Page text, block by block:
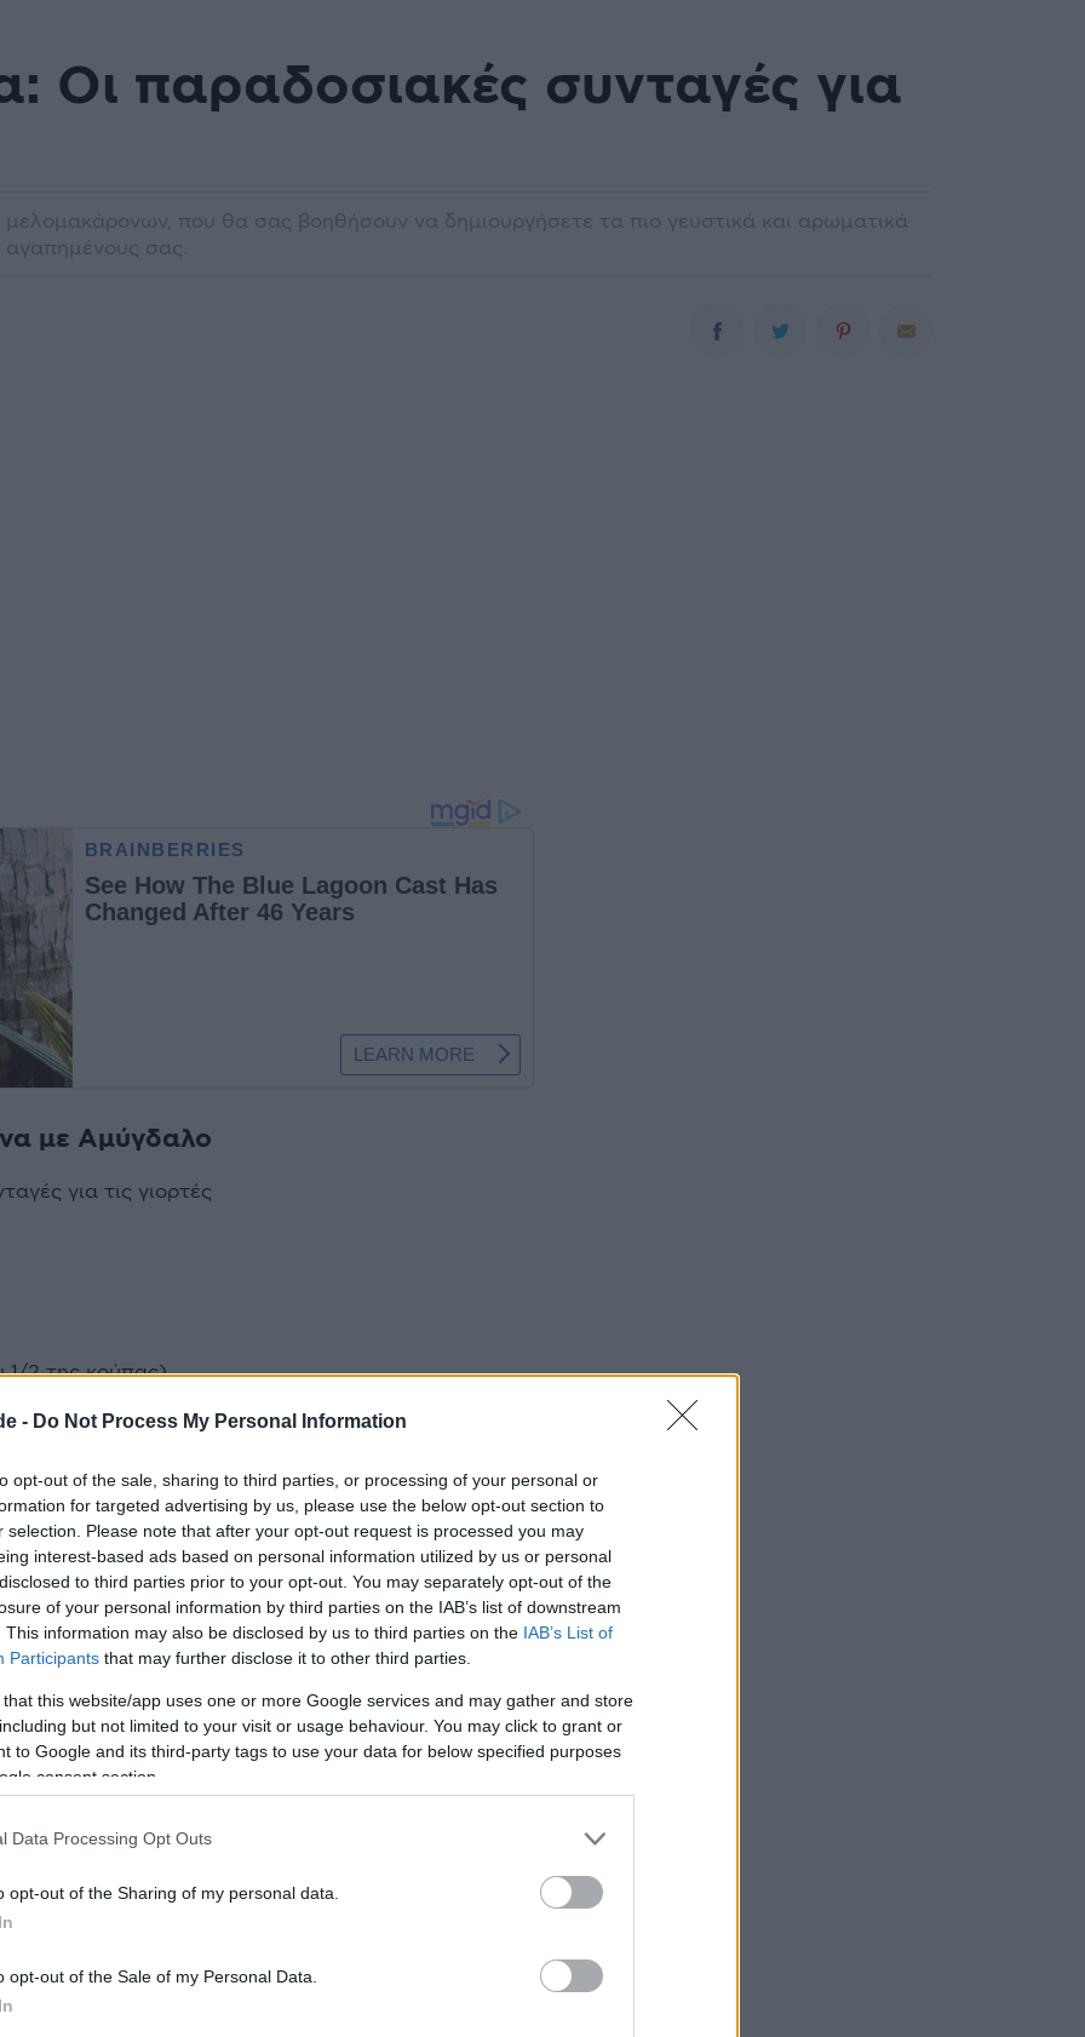
- Do Not Process My Personal Information
opt-out of the sale, sharing to third parties, or processing of your personal or
for targeted advertising by us, please use the below opt-out section to
selection. Please note that after your opt-out request is processed you may
interest-based ads based on personal information utilized by us or personal
to third parties prior to your opt-out. You may separately opt-out of the
of your personal information by third parties on the IAB’s list of downstream
This information may also be disclosed by us to third parties on the IAB’s List of
Participants that may further disclose it to other third parties.
that this website/app uses one or more Google services and may gather and store
but not limited to your visit or usage behaviour. You may click to grant or
to Google and its third-party tags to use your data for below specified purposes
consent section.
Data Processing Opt Outs
opt-out of the Sharing of my personal data.
opt-out of the Sale of my Personal Data.
Οι παραδοσιακές συνταγές για
που θα σας βοηθήσουν να δημιουργήσετε τα πιο γευστικά και αρωματικά
αγαπημένους σας.
με Αμύγδαλο
1/2 της κούπας)
καβουρντισμένο και τριμμένο
τις χρήσεις)
και τριμμένο για το πασπάλισμα και μια
μαζί με 1 κ.σ. βούτυρο και 2 κουταλιές γάλα
υλικά μέχρι να γίνουν ομοιόμορφη ζύμη.